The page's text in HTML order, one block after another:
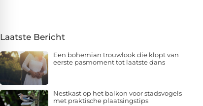
Laatste Bericht
Een bohemian trouwlook die klopt van
eerste pasmoment tot laatste dans
Nestkast op het balkon voor stadsvogels
met praktische plaatsingstips